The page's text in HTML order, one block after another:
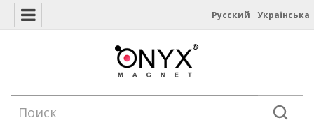
Русский Українська